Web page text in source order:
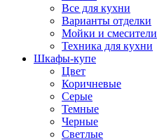
Все для кухни
Варианты отделки
Мойки и смесители
Техника для кухни
Шкафы-купе
Цвет
Коричневые
Серые
Темные
Черные
Светлые